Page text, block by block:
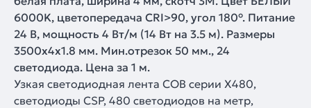
6000K, цветопередача CRI>90, угол 180°. Питание
24 В, мощность 4 Вт/м (14 Вт на 3.5 м). Размеры
3500х4х1.8 мм. Мин.отрезок 50 мм., 24
светодиода. Цена за 1 м.
Узкая светодиодная лента COB серии X480,
светодиоды CSP, 480 светодиодов на метр,